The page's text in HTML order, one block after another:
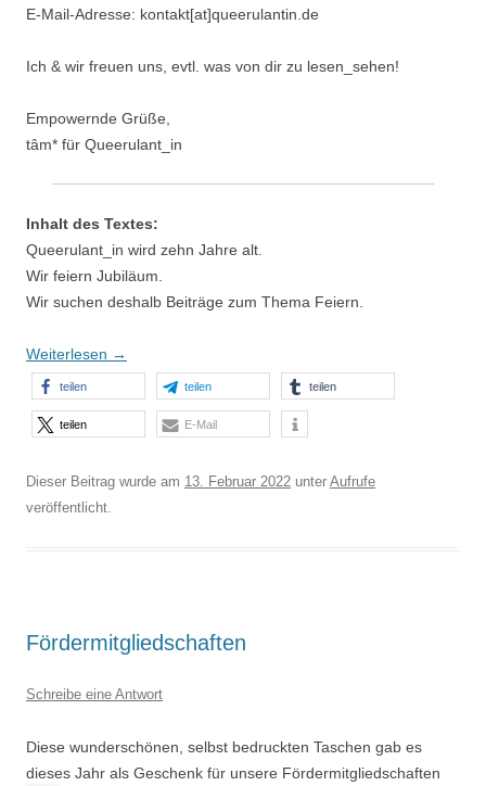
E-Mail-Adresse: kontakt[at]queerulantin.de
Ich & wir freuen uns, evtl. was von dir zu lesen_sehen!
Empowernde Grüße,
tâm* für Queerulant_in
Inhalt des Textes:
Queerulant_in wird zehn Jahre alt.
Wir feiern Jubiläum.
Wir suchen deshalb Beiträge zum Thema Feiern.
Weiterlesen →
teilen teilen teilen
teilen E-Mail
Dieser Beitrag wurde am 13. Februar 2022 unter Aufrufe
veröffentlicht.
Fördermitgliedschaften
Schreibe eine Antwort
Diese wunderschönen, selbst bedruckten Taschen gab es
dieses Jahr als Geschenk für unsere Fördermitgliedschaften